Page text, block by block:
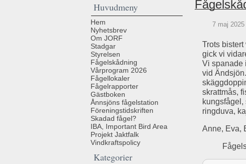
Huvudmeny
Hem
Nyhetsbrev
Om JORF
Stadgar
Styrelsen
Fågelskådning
Vårprogram 2026
Fågellokaler
Fågelrapporter
Gästboken
Ånnsjöns fågelstation
Föreningstidskriften
Skadad fågel?
IBA, Important Bird Area
Projekt Jaktfalk
Vindkraftspolicy
Kategorier
7 maj 2025
Trots
gick vi
Vi spanade
vid
skrattmås,
ringduva,
Anne, Eva,